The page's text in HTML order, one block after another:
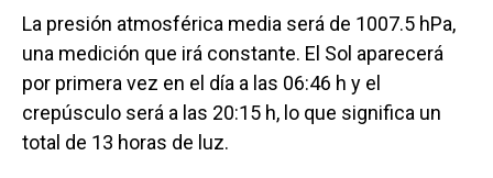
La presión atmosférica media será de 1007.5 hPa,
una medición que irá constante. El Sol aparecerá
por primera vez en el día a las 06:46 h y el
crepúsculo será a las 20:15 h, lo que significa un
total de 13 horas de luz.